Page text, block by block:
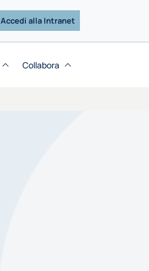
Accedi alla Intranet
Collabora